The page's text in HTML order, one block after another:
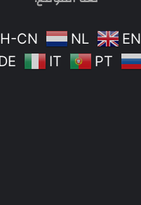
CN NL
EN
IT PT